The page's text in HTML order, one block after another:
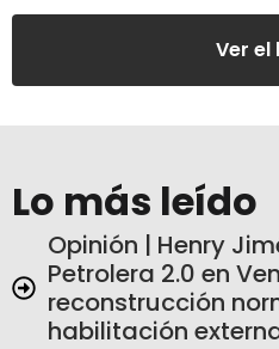
Ver el
Lo más leído
Opinión | Henry
Petrolera 2.0 en
reconstrucción
habilitación